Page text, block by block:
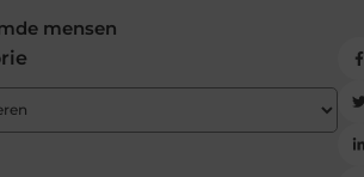
mensen